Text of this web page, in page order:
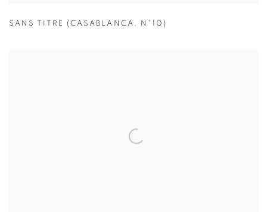
SANS TITRE (CASABLANCA , N°10)